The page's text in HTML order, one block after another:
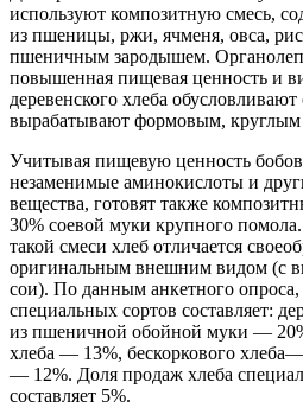
используют композитную смесь,
из пшеницы, ржи, ячменя, овса,
пшеничным зародышем.
повышенная пищевая ценность и
деревенского хлеба
вырабатывают формовым, круглым
Учитывая пищевую ценность
незаменимые аминокислоты и
вещества, готовят также
30% соевой муки крупного
такой смеси хлеб отличается
оригинальным внешним видом (с
сои). По данным анкетного опроса,
специальных сортов составляет:
из пшеничной обойной муки —
хлеба — 13%, бескоркового
— 12%. Доля продаж хлеба
составляет 5%.